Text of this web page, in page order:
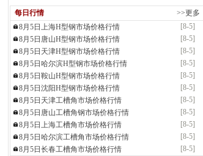
2小时前已更新资源1995条 联系方式
天津市辰建商贸有限公司
现货供应：不锈方管| 热扩无缝管| 方矩管
3小时前已更新资源1280条
舞钢市盛隆物资有限公司
现货供应：中低温锅炉容器板|中厚板|耐磨板|高强
板..
5小时前已更新资源21条 联系方式
安阳市润兴商贸有限公司
现货供应：低合金板|高强度板|Z向板|
6小时前已更新资源254条 联系方式
天津亿宇金属材料有限公司（曼内斯曼）
现货供应：天津钢管|国产合金管|高压锅炉管|石油
每日行情
>>更多
8月5日上海H型钢市场价格行情
[8-5]
8月5日唐山H型钢市场价格行情
[8-5]
8月5日天津H型钢市场价格行情
[8-5]
8月5日哈尔滨H型钢市场价格行情
[8-5]
8月5日鞍山H型钢市场价格行情
[8-5]
8月5日沈阳H型钢市场价格行情
[8-5]
8月5日天津工槽角市场价格行情
[8-5]
8月5日唐山工槽角钢市场价格行情
[8-5]
8月5日上海工槽角市场价格行情
[8-5]
8月5日哈尔滨工槽角市场价格行情
[8-5]
8月5日长春工槽角市场价格行情
[8-5]